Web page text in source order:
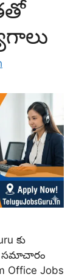
కు
సమాచారం
Office Jobs